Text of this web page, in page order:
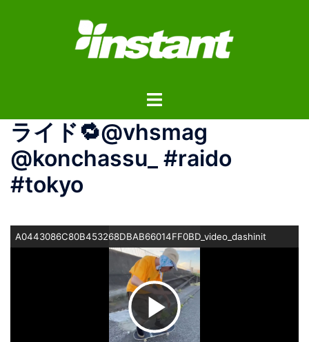
ス
ト
ル
ニ
ライド🔁@vhsmag
@konchassu_ #raido
#tokyo
A0443086C80B453268DBAB66014FF0BD_video_dashinit
ビ